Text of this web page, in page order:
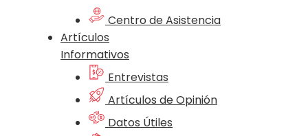
Centro de Asistencia
Artículos
Informativos
Entrevistas
Artículos de Opinión
Datos Útiles